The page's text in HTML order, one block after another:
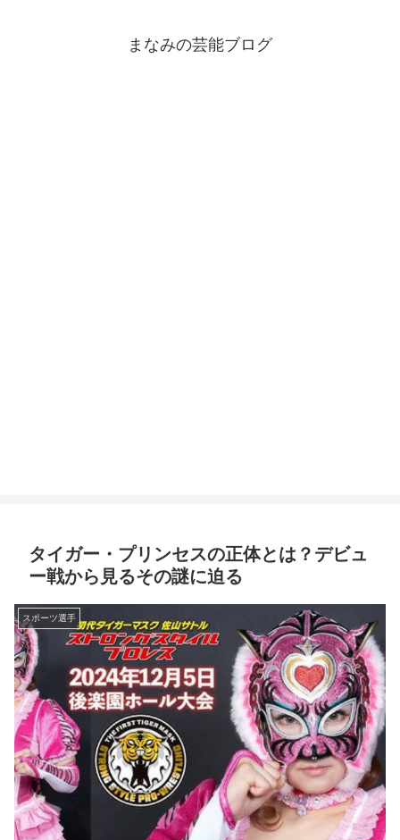
まなみの芸能ブログ
タイガー・プリンセスの正体とは？デビュ
ー戦から見るその謎に迫る
スポーツ選手